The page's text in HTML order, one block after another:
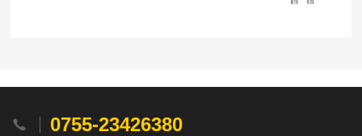
 0755-23426380